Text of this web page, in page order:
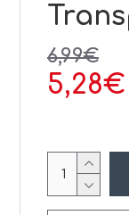
5,28€
6,99€